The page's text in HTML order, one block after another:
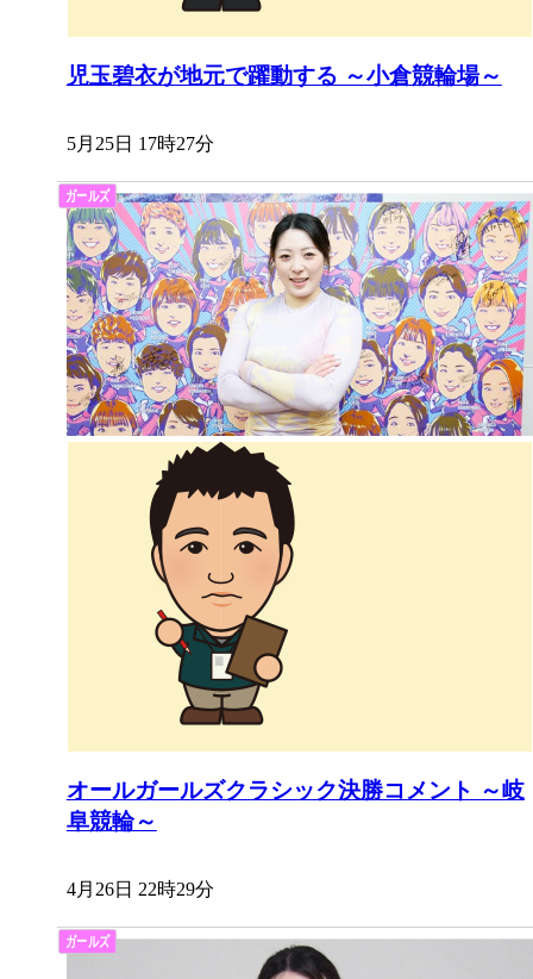
児玉碧衣が地元で躍動する ～小倉競輪場～
5月25日 17時27分
オールガールズクラシック決勝コメント ～岐
阜競輪～
4月26日 22時29分